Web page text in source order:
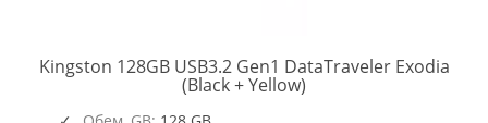
Kingston 128GB USB3.2 Gen1 DataTraveler Exodia
(Black + Yellow)